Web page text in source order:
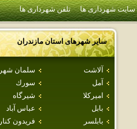
سایت شهرداری ها تلفن شهرداری ها
سایر شهرهای استانمازندران
آلاشت
سلمان شهر
آمل
سورك
اميركلا
شيرگاه
بابل
عباس آباد
بابلسر
فريدون كنار